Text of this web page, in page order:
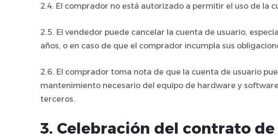
2.4. El comprador no está autorizado a permitir el uso de la
2.5. El vendedor puede cancelar la cuenta de usuario,
años, o en caso de que el comprador incumpla sus
2.6. El comprador toma nota de que la cuenta de usuario
mantenimiento necesario del equipo de hardware y
terceros.
3. Celebración del contrato